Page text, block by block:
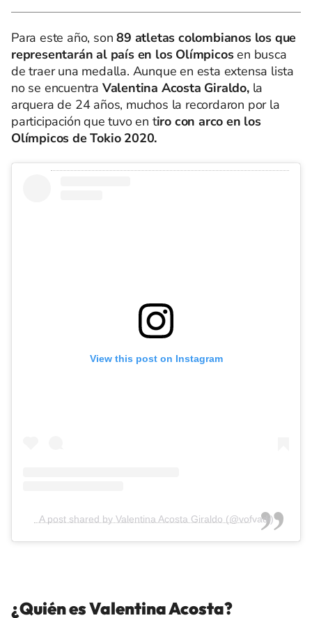
Para este año, son89 atletas colombianos los que
representarán al país en los Olímpicosen busca
de traer una medalla. Aunque en esta extensa lista
no se encuentra Valentina Acosta Giraldo,la
arquera de 24 años, muchos la recordaron por la
participación que tuvo en tiro con arco en los
Olímpicos de Tokio 2020.
View this post on Instagram
A post shared by Valentina Acosta Giraldo (@vofvadi)
¿Quién es Valentina Acosta?